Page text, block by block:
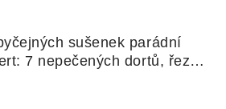
sušenek parádní
7 nepečených dortů, řezů